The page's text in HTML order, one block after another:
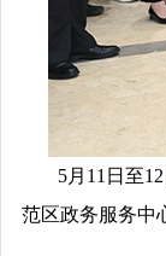
5月11日至
范区政务服务中